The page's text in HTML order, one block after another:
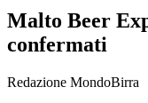
Malto Beer
confermati
Redazione MondoBirra